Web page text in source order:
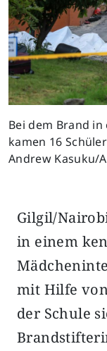
Bei dem Brand
kamen 16
Andrew Kasuku/
Previous
Gilgil/
in einem
mit Hilfe
der Schule